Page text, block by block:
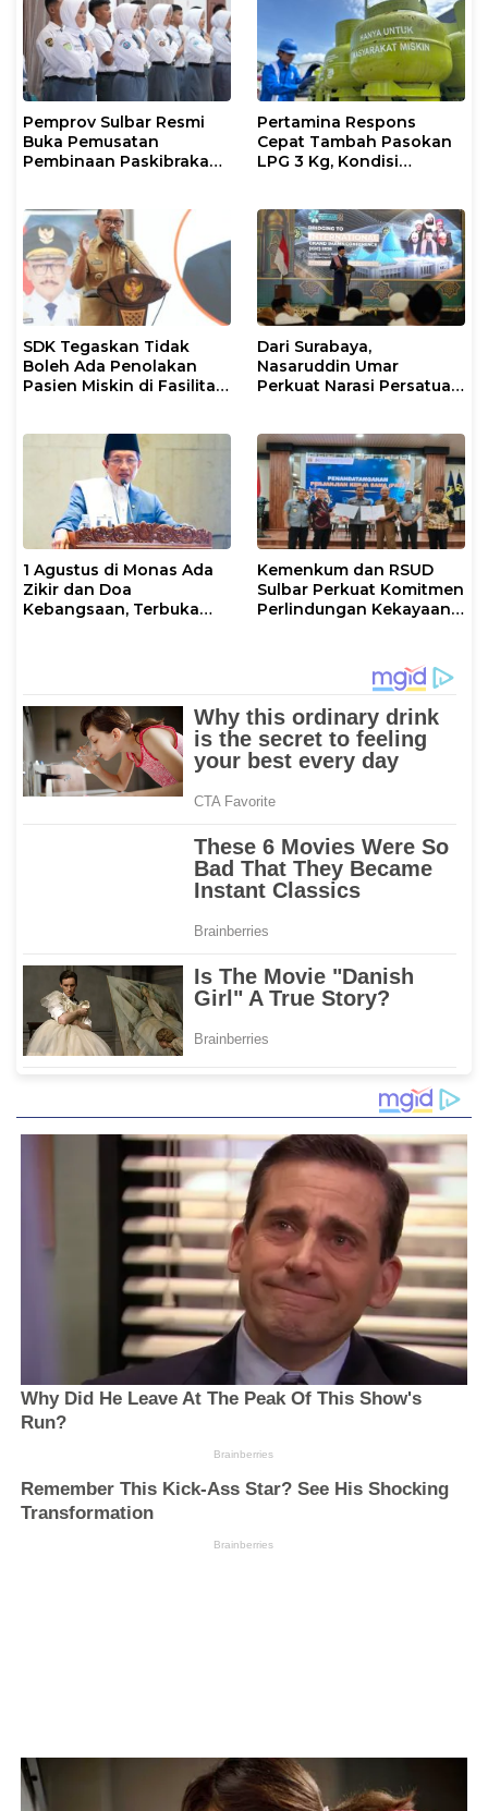
Pemprov Sulbar Resmi
Buka Pemusatan
Pembinaan Paskibraka
Pertamina Respons
Cepat Tambah Pasokan
LPG 3 Kg, Kondisi
SDK Tegaskan Tidak
Boleh Ada Penolakan
Pasien Miskin di Fasilitas
Dari Surabaya,
Nasaruddin Umar
Perkuat Narasi Persatuan
1 Agustus di Monas Ada
Zikir dan Doa
Kebangsaan, Terbuka
Kemenkum dan RSUD
Sulbar Perkuat Komitmen
Perlindungan Kekayaan